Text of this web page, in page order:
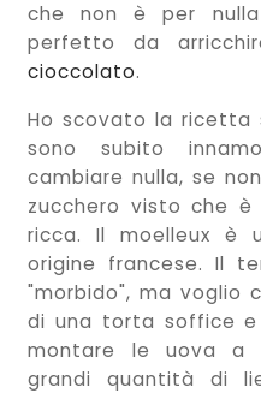
che non è per
perfetto da
cioccolato.
Ho scovato la
sono subito
cambiare nulla, se
zucchero visto che
ricca. Il moelleux è
origine francese. Il
"morbido", ma voglio
di una torta soffice e
montare le uova a
grandi quantità di